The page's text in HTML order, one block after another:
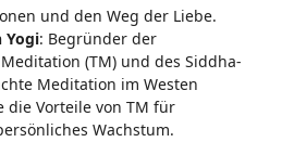
und den Weg der Liebe.
Yogi: Begründer der
(TM) und des Siddha-
Meditation im Westen
Vorteile von TM für
Wachstum.